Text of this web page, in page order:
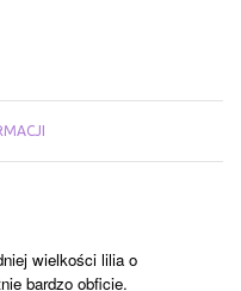
wielkości lilia o
bardzo obficie.